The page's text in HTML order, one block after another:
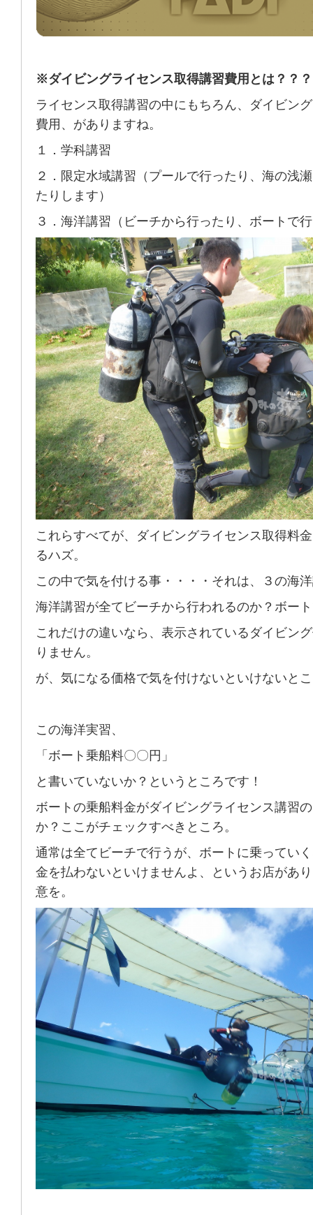
※ダイビングライセンス取得講習費用とは？？？
ライセンス取得講習の中にもちろん、ダイビン
費用、がありますね。
１．学科講習
２．限定水域講習（プールで行ったり、海の浅
たりします）
３．海洋講習（ビーチから行ったり、ボートで
これらすべてが、ダイビングライセンス取得料
るハズ。
この中で気を付ける事・・・・それは、３の海
海洋講習が全てビーチから行われるのか？ボー
これだけの違いなら、表示されているダイビン
りません。
が、気になる価格で気を付けないといけないと
この海洋実習、
「ボート乗船料〇〇円」
と書いていないか？というところです！
ボートの乗船料金がダイビングライセンス講習
か？ここがチェックすべきところ。
通常は全てビーチで行うが、ボートに乗ってい
金を払わないといけませんよ、というお店があ
意を。